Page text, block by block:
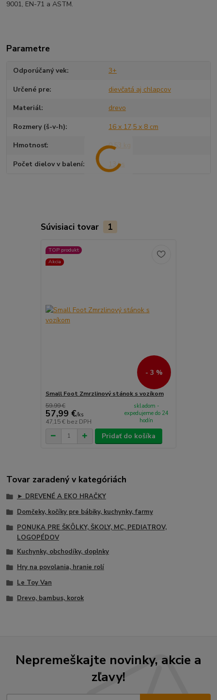
9001, EN-71 a ASTM.
Parametre
Odporúčaný vek 3+
Určené pre dievčatá aj chlapcov
Materiál drevo
Rozmery (š-v-h) 16 x 17,5 x 8 cm
Hmotnosť 0,53 kg
Počet dielov v balení 13 ks
Súvisiaci tovar 1
TOP produkt
Akcia
- 3 %
Small Foot Zmrzlinový stánok s vozíkom
59,99 €
57,99 €/ks
47,15 € bez DPH
skladom -
expedujeme do 24
hodín
Pridať do košíka
Tovar zaradený v kategóriách
► DREVENÉ A EKO HRAČKY
Domčeky, kočíky pre bábiky, kuchynky, farmy
PONUKA PRE ŠKÔLKY, ŠKOLY, MC, PEDIATROV,
LOGOPÉDOV
Kuchynky, obchodíky, doplnky
Hry na povolania, hranie rolí
Le Toy Van
Drevo, bambus, korok
Nepremeškajte novinky, akcie a
zľavy!